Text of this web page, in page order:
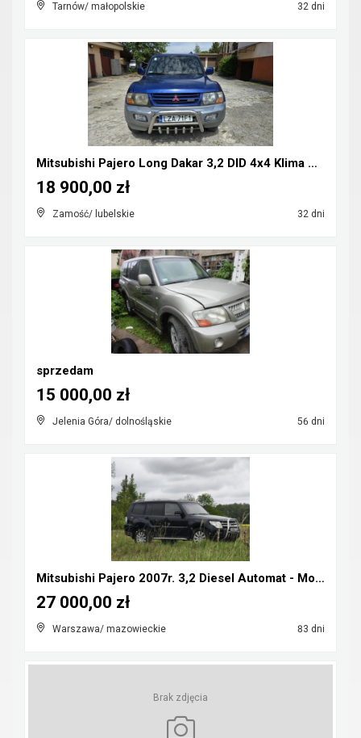
Tarnów/ małopolskie 32 dni
Mitsubishi Pajero Long Dakar 3,2 DID 4x4 Klima CB-...
Zamość/ lubelskie 32 dni
18 900,00 zł
sprzedam
Jelenia Góra/ dolnośląskie 56 dni
15 000,00 zł
Mitsubishi Pajero 2007r. 3,2 Diesel Automat - Możl...
Warszawa/ mazowieckie 83 dni
27 000,00 zł
Brak zdjęcia